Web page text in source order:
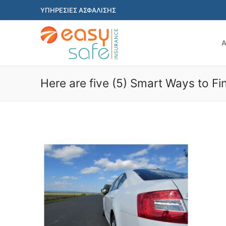
στο
περιεχόμενο
ΥΠΗΡΕΣΙΕΣ ΑΣΦΑΛΙΣΗΣ
ΑΡΧΙΚΗ
Προϊόντα &
Ασφάλιση
Ασφάλιση
Χρήσιμα
Έντυπα
ΕΠΙΚΟΙΝΩΝΙΑ
Here are five (5) Smart Ways to